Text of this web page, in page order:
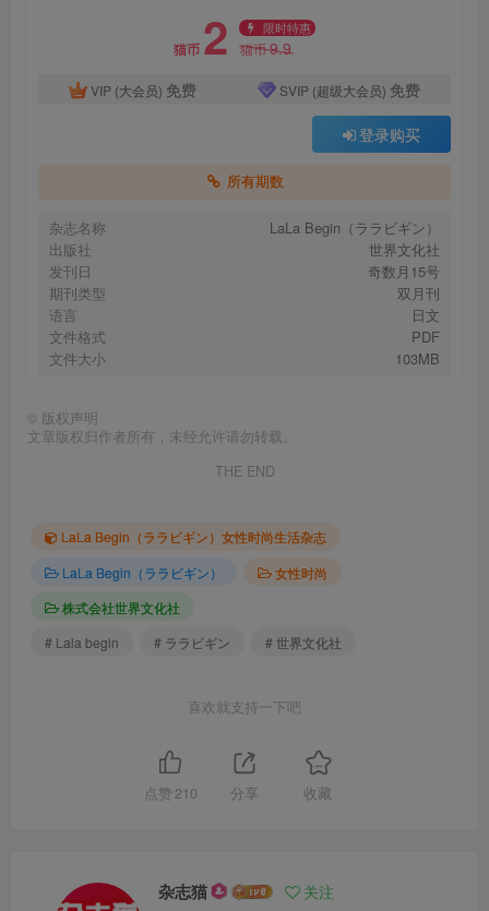
猫币 2 限时特惠
猫币9.9
VIP (大会员) 免费 SVIP (超级大会员) 免费
登录购买
所有期数
杂志名称
LaLa Begin（ララビギン）
出版社
世界文化社
发刊日
奇数月15号
期刊类型
双月刊
语言
日文
文件格式
PDF
文件大小
103MB
© 版权声明
文章版权归作者所有，未经允许请勿转载。
THE END
LaLa Begin（ララビギン）女性时尚生活杂志
LaLa Begin（ララビギン）
女性时尚
株式会社世界文化社
# Lala begin
# ララビギン # 世界文化社
喜欢就支持一下吧
点赞 210 分享 收藏
杂志猫 关注